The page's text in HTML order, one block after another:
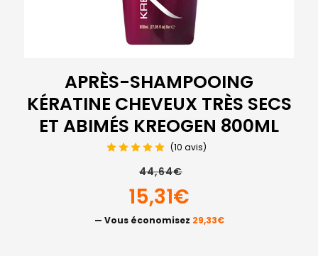
APRÈS-SHAMPOOING
KÉRATINE CHEVEUX TRÈS SECS
ET ABIMÉS KREOGEN 800ML
(10 avis)
44,64€
15,31€
— Vous économisez 29,33€